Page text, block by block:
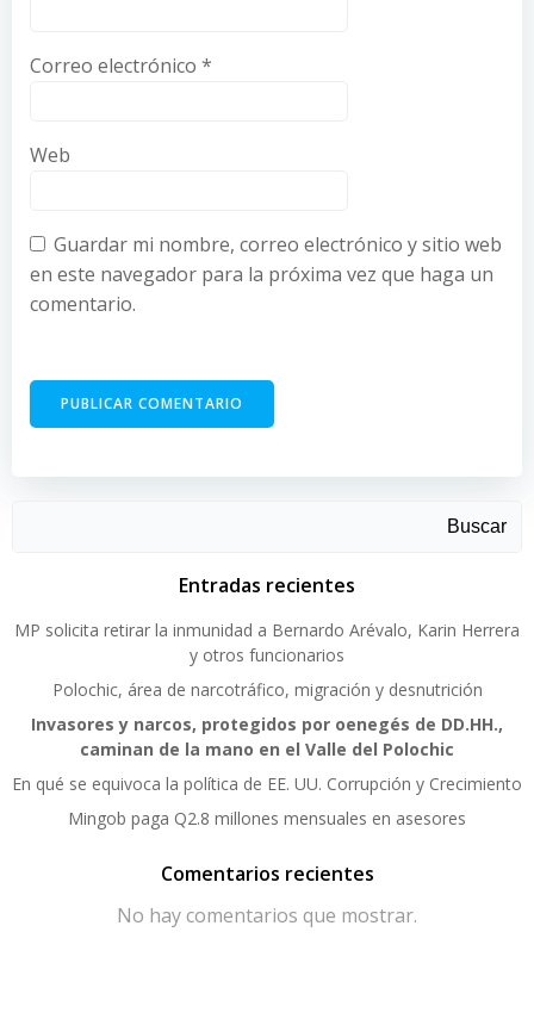
Correo electrónico *
Web
Guardar mi nombre, correo electrónico y sitio web
en este navegador para la próxima vez que haga un
comentario.
Buscar
Entradas recientes
MP solicita retirar la inmunidad a Bernardo Arévalo, Karin Herrera
y otros funcionarios
Polochic, área de narcotráfico, migración y desnutrición
Invasores y narcos, protegidos por oenegés de DD.HH.,
caminan de la mano en el Valle del Polochic
En qué se equivoca la política de EE. UU. Corrupción y Crecimiento
Mingob paga Q2.8 millones mensuales en asesores
Comentarios recientes
No hay comentarios que mostrar.